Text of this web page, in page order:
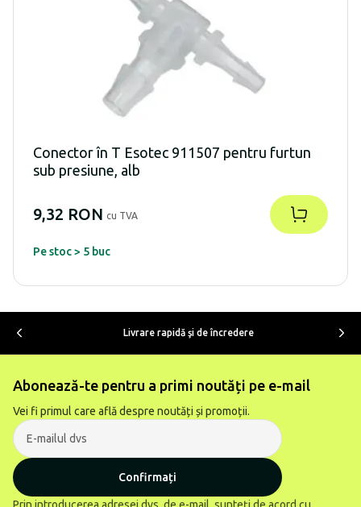
Conector în T Esotec 911507 pentru furtun
sub presiune, alb
9,32 RON cu TVA
Pe stoc > 5 buc
Livrare rapidă şi de încredere
Abonează-te pentru a primi noutăți pe e-mail
Vei fi primul care află despre noutăți și promoții.
Confirmați
Prin introducerea adresei dvs. de e-mail, sunteți de acord cu